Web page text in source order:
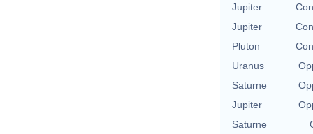
Jupiter
Jupiter
Pluton
Uranus
Saturne
Jupiter
Saturne